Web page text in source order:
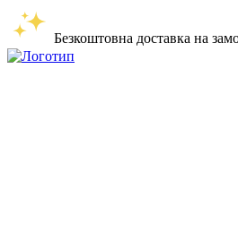
Безкоштовна доставка на